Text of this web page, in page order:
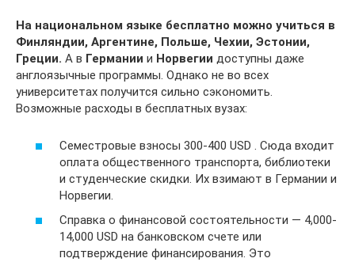
На национальном языке бесплатно можно учиться в
Финляндии, Аргентине, Польше, Чехии, Эстонии,
Греции. А в Германии и Норвегии доступны даже
англоязычные программы. Однако не во всех
университетах получится сильно сэкономить.
Возможные расходы в бесплатных вузах:
Семестровые взносы 300-400 USD . Сюда входит
оплата общественного транспорта, библиотеки
и студенческие скидки. Их взимают в Германии и
Норвегии.
Справка о финансовой состоятельности — 4,000-
14,000 USD на банковском счете или
подтверждение финансирования. Это